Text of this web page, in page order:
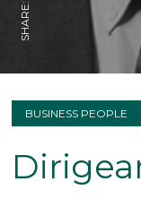
SHARE:
BUSINESS PEOPLE